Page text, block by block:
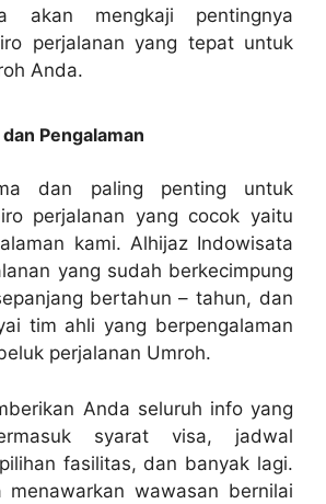
mengkaji pentingnya
perjalanan yang tepat untuk
Anda.
Pengalaman
dan paling penting untuk
perjalanan yang cocok yaitu
kami. Alhijaz Indowisata
yang sudah berkecimpung
bertahun – tahun, dan
tim ahli yang berpengalaman
perjalanan Umroh.
Anda seluruh info yang
syarat visa, jadwal
fasilitas, dan banyak lagi.
menawarkan wawasan bernilai